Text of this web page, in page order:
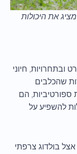
את היכולות
חיוני
שהכלבים
ספורטיביות, הם
להשפיע על
בולדוג צרפתי